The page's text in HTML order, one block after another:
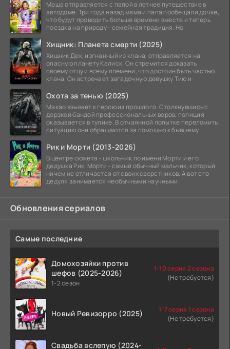
Маша отправляется с папой в летнее путешествие в
автодоме. Три года назад мама и папа пообещали дочке,
что будут проводить больше времени вместе и теперь
поездка на природу - семейная традиция. Но
Хищник: Планета смерти (2025)
Хищник Дек, изгнанный из клана, отправляется на
опасную планету Калиск. Он стремится доказать
своему отцу и всему племени, что достоин быть частью
клана. Он встречает загадочную девушку Тию и
Охота за тенью (2025)
Макао взывает к герою из прошлого. Столкнувшись с
дерзкой бандой профессиональных воров, полиция
оказывается в тупике. В отчаянной попытке переломить
ситуацию они обращаются за помощью к бывшему
Рик и Морти (2013-2026)
В центре сюжета - школьник по имени Морти и его
дедушка Рик. Морти - самый обычный мальчик, который
ничем не отличается от своих сверстников. А вот его
дедуля занимается необычными научными
Обновления сериалов
Самые последние
Домохозяйки против
шефов (2025-2026)
1-2 сезон
1-10 серия 2 сезона
(Не требуется)
Новый Ревизорро (2025)
1-7 серия 1 сезона
(Не требуется)
Свадьба вслепую (2024-